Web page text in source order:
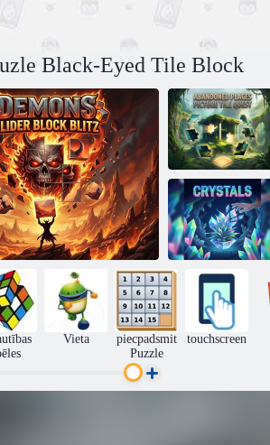
Black-Eyed Tile Block
Pamestas vietas
Picture Tile
Quest
Crystals Sliding
Image
Adventure
Vieta
piecpadsmit
Puzzle
touchscreen